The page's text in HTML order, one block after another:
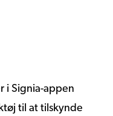
i Signia-appen
til at tilskynde